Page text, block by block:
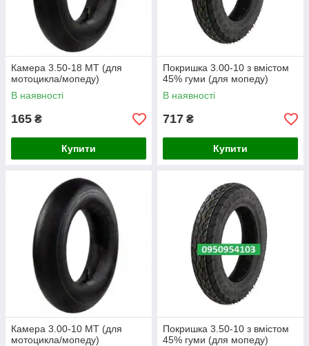
Камера 3.50-18 МТ (для
мотоцикла/мопеду)
В наявності
165 ₴
Купити
Покришка 3.00-10 з вмістом
45% гуми (для мопеду)
В наявності
717 ₴
Купити
Камера 3.00-10 МТ (для
мотоцикла/мопеду)
Покришка 3.50-10 з вмістом
45% гуми (для мопеду)